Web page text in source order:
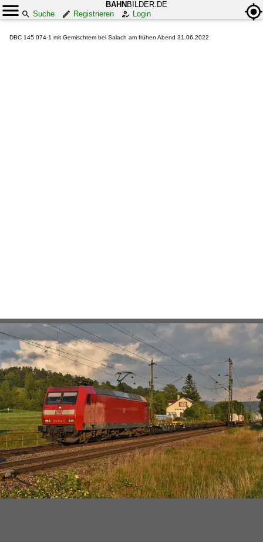
BAHN BILDER.DE
Suche
Registrieren Login
DBC 145 074-1 mit Gemischtem bei Salach am frühen Abend 31.06.2022